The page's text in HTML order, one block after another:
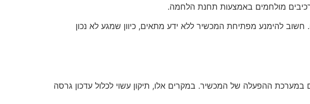
רכיבים מולחמים באמצעות תחנת הלחמה.
חשוב להימנע מפתיחת המכשיר ללא ידע מתאים, כיוון שמגע לא נכון
ההפעלה של המכשיר. במקרים אלו, תיקון עשוי לכלול עדכון גרסה